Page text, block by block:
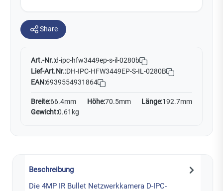
Share
Art.-Nr.:d-ipc-hfw3449ep-s-il-0280b
Lief-Art.Nr.:DH-IPC-HFW3449EP-S-IL-0280B
EAN:6939554931864
Breite:66.4mm Höhe:70.5mm Länge:192.7mm
Gewicht:0.61kg
Beschreibung
Die 4MP IR Bullet Netzwerkkamera D-IPC-